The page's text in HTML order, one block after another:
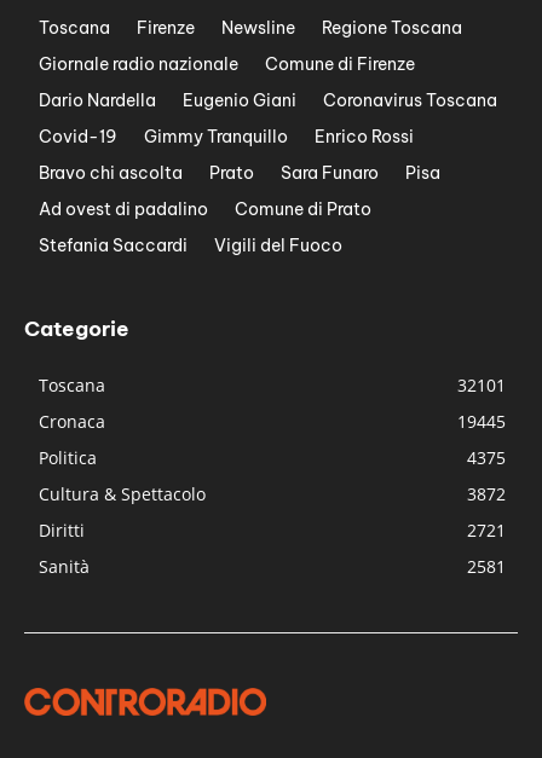
Toscana Firenze Newsline
Regione Toscana
Giornale radio nazionale
Comune di Firenze
Dario Nardella
Eugenio Giani
Coronavirus Toscana
Covid-19
Gimmy Tranquillo
Enrico Rossi
Bravo chi ascolta
Prato Sara Funaro
Pisa
Ad ovest di padalino
Comune di Prato
Stefania Saccardi
Vigili del Fuoco
Categorie
Toscana
32101
Cronaca
19445
Politica
4375
Cultura & Spettacolo
3872
Diritti
2721
Sanità
2581